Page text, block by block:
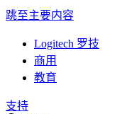
跳至主要内容
Logitech 罗技
商用
教育
支持